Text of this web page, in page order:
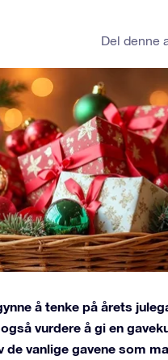
Del denne
å tenke på årets
vurdere å gi en
de vanlige gavene som